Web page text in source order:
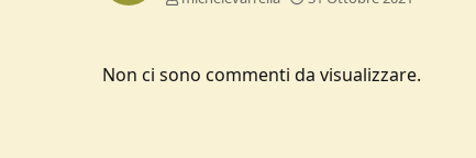
Non ci sono commenti da visualizzare.